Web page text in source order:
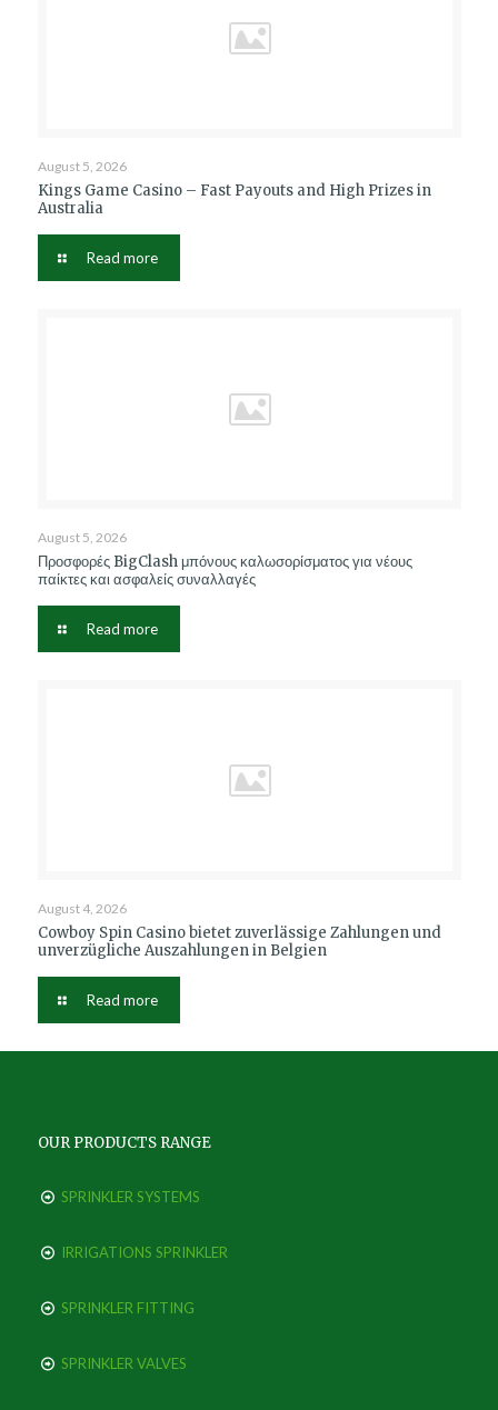
August 5, 2026
Kings Game Casino – Fast Payouts and High Prizes in
Australia
Read more
August 5, 2026
Προσφορές BigClash μπόνους καλωσορίσματος για νέους
παίκτες και ασφαλείς συναλλαγές
Read more
August 4, 2026
Cowboy Spin Casino bietet zuverlässige Zahlungen und
unverzügliche Auszahlungen in Belgien
Read more
OUR PRODUCTS RANGE
SPRINKLER SYSTEMS
IRRIGATIONS SPRINKLER
SPRINKLER FITTING
SPRINKLER VALVES